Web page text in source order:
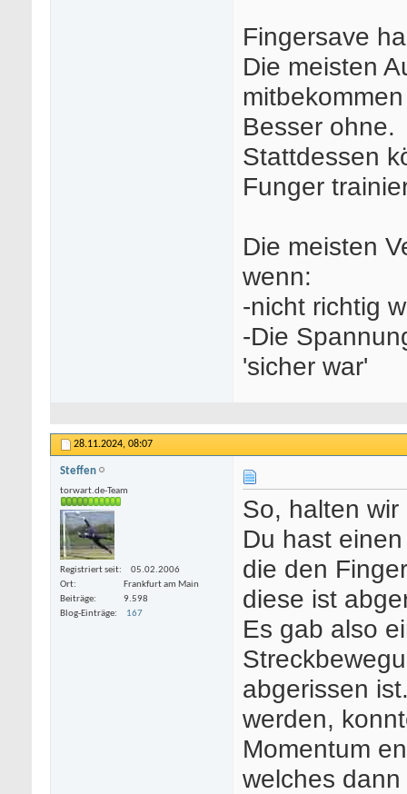
Fingersave
Die meisten
Besser ohne.
Stattdessen
Funger
Die meisten
wenn:
-nicht richtig
-Die
'sicher war'
28.11.2024, 08:07
Steffen
torwart.de-Team
Registriert seit
05.02.2006
Ort
Frankfurt am Main
Beiträge
9.598
Blog-Einträge
167
So, halten wir
Du hast
die den
diese ist
Es gab also
abgerissen
werden,
Momentum
welches